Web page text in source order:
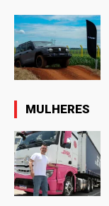
MULHERES